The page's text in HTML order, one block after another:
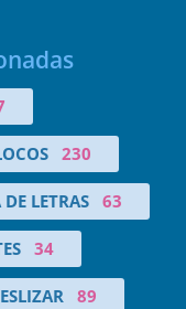
230
DE LETRAS 63
34
89